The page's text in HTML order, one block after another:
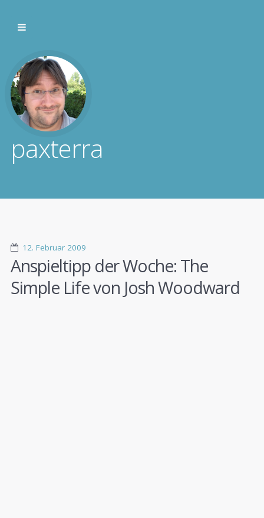
paxterra
12. Februar 2009
Anspieltipp der Woche: The
Simple Life von Josh Woodward